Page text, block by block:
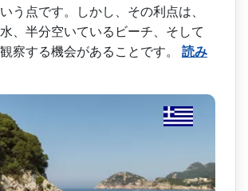
う点です。しかし、その利点は、
、半分空いているビーチ、そして
察す­る機会があることです。 読み